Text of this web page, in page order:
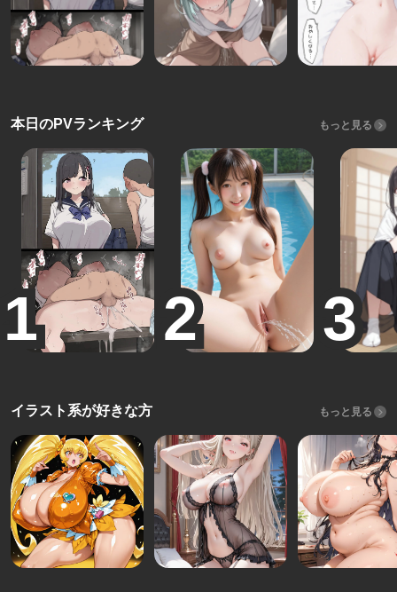
本日のPVランキング もっと見る
イラスト系が好きな方 もっと見る